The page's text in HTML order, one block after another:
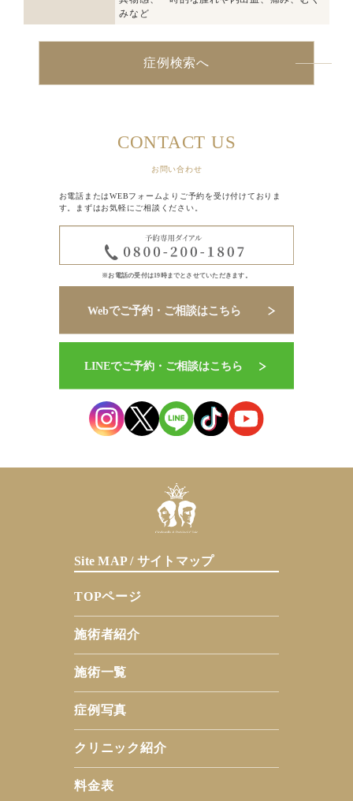
みなど
症例検索へ
CONTACT US
お問い合わせ
お電話またはWEBフォームよりご予約を受け付けておりま
す。まずはお気軽にご相談ください。
※お電話の受付は19時までとさせていただきます。
Site MAP / サイトマップ
TOPページ
施術者紹介
施術一覧
症例写真
クリニック紹介
料金表